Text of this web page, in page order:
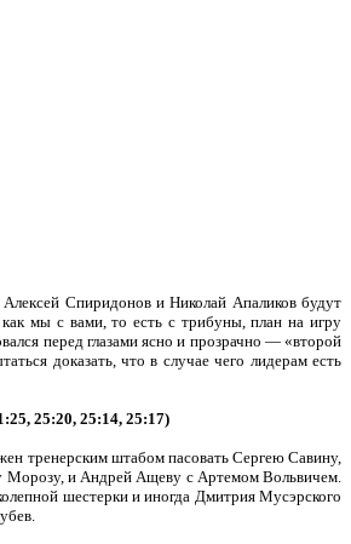
Алексей Спиридонов и Николай Апаликов будут
мы с вами, то есть с трибуны, план на игру
перед глазами ясно и прозрачно — «второй
доказать, что в случае чего лидерам есть
25:20, 25:14, 25:17)
тренерским штабом пасовать Сергею Савину,
и Андрей Ащеву с Артемом Вольвичем.
шестерки и иногда Дмитрия Мусэрского